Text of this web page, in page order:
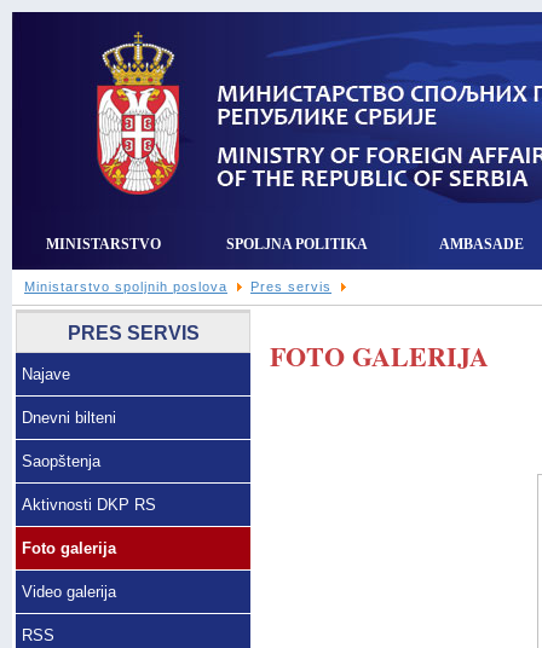
MINISTARSTVO SPOLJNA POLITIKA AMBASADE
Ministarstvo spoljnih poslova Pres servis
PRES SERVIS
Najave
Dnevni bilteni
Saopštenja
Aktivnosti DKP RS
Foto galerija
Video galerija
RSS
FOTO GALERIJA